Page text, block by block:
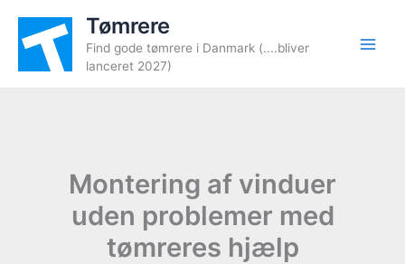
indholdet
Tømrere
Find gode tømrere i Danmark (....bliver
lanceret 2027)
Montering af vinduer
uden problemer med
tømreres hjælp